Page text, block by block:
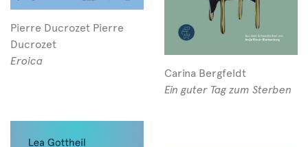
Pierre Ducrozet Pierre
Ducrozet
Eroica
Carina Bergfeldt
Ein guter Tag zum Sterben